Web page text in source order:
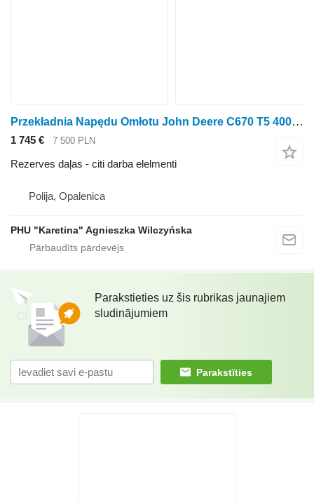
Przekładnia Napędu Omłotu John Deere C670 T5 400 500 T550 T560 T660 Kulšanas piedziņas pārnesumkārba H223193 paredzēts John Deere C670 T5 400 500 T550 T560 T660 graudu kombaina
1 745 € 7 500 PLN
Rezerves daļas - citi darba elelmenti
Polija, Opalenica
PHU "Karetina" Agnieszka Wilczyńska
Parakstieties uz šis rubrikas jaunajiem
sludinājumiem
Parakstīties